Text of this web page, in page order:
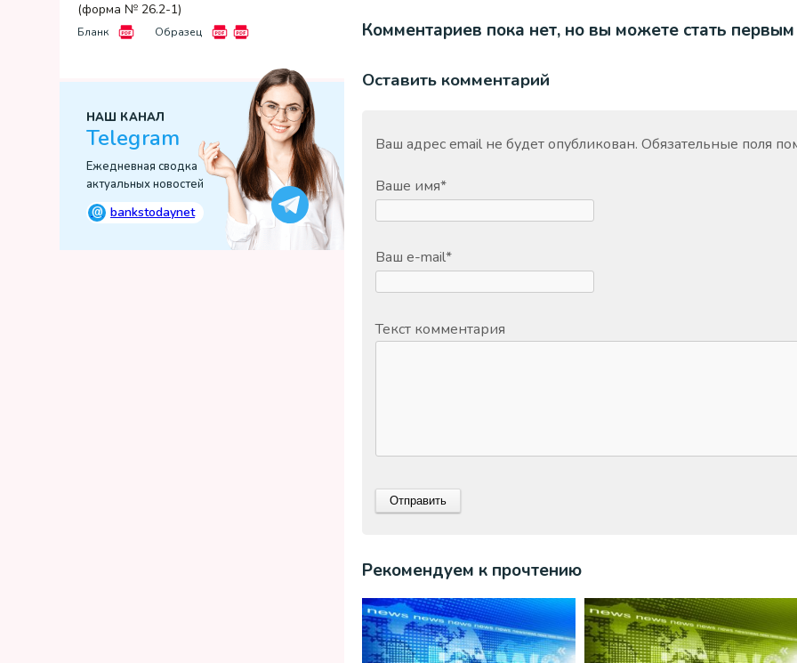
(форма № 26.2-1)
Бланк Образец
НАШ КАНАЛ
Telegram
Ежедневная сводка
актуальных новостей
@ bankstodaynet
Комментариев пока нет, но вы можете стать первым
Оставить комментарий
Ваш адрес email не будет опубликован. Обязательные поля
Ваше имя*
Ваш e-mail*
Текст комментария
Рекомендуем к прочтению